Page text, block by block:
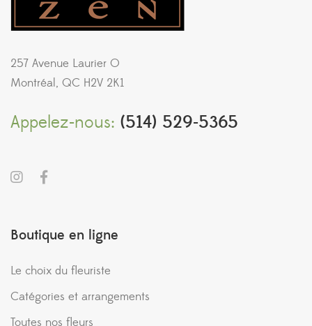
257 Avenue Laurier O
Montréal, QC H2V 2K1
Appelez-nous: (514) 529-5365
Boutique en ligne
Le choix du fleuriste
Catégories et arrangements
Toutes nos fleurs